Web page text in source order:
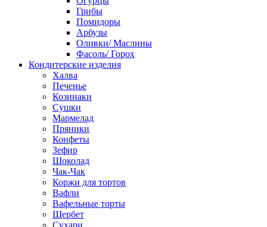
Грибы
Помидоры
Арбузы
Оливки/ Маслины
Фасоль/ Горох
Кондитерские изделия
Халва
Печенье
Козинаки
Сушки
Мармелад
Пряники
Конфеты
Зефир
Шоколад
Чак-Чак
Коржи для тортов
Вафли
Вафельные торты
Щербет
Сухари